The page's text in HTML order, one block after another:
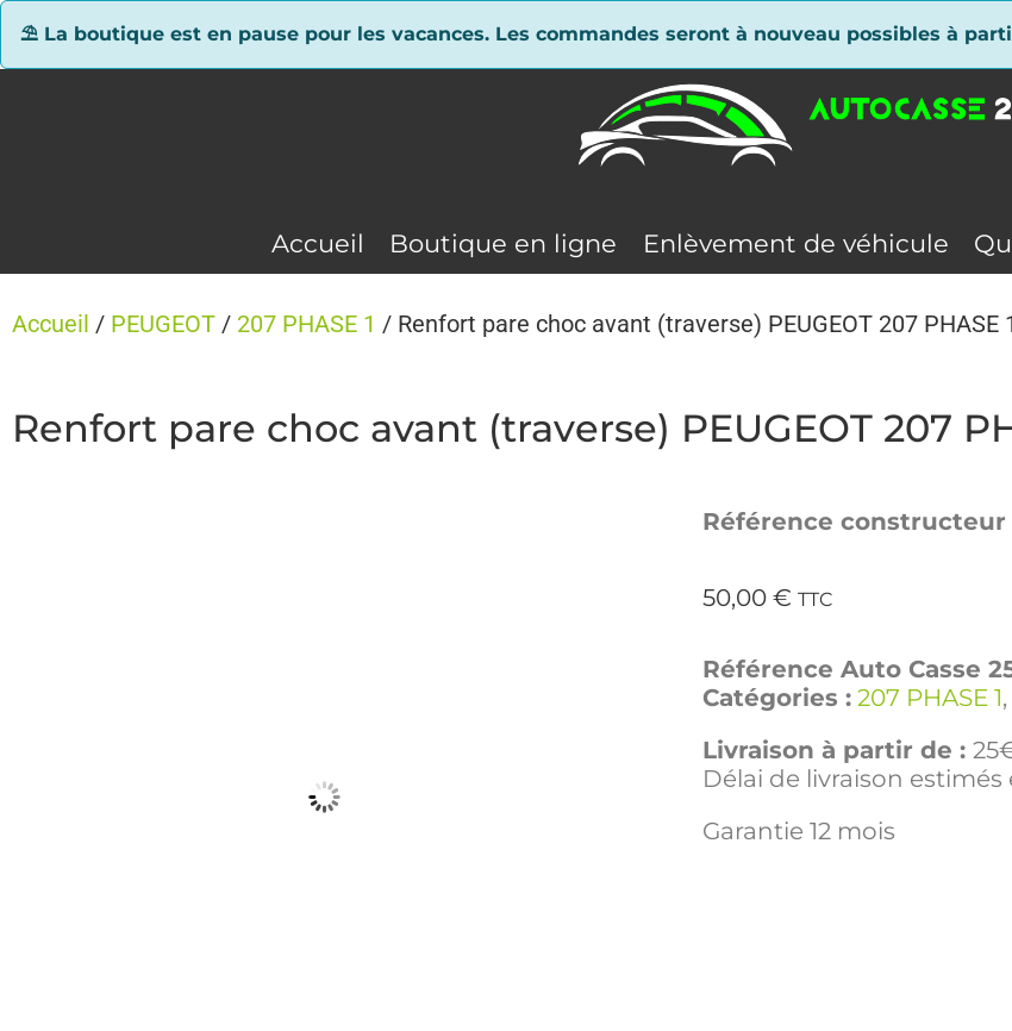
⛱ La boutique est en pause pour les vacances. Les commandes seront à nouveau possibles à
Accueil Boutique en ligne Enlèvement de véhicule
Accueil / PEUGEOT / 207 PHASE 1 / Renfort pare choc avant (traverse) PEUGEOT 207 PHASE
Renfort pare choc avant (traverse) PEUGEOT 207
Référence constructeur
50,00 € TTC
Référence Auto Casse
Catégories : 207 PHASE 1,
Livraison à partir de :
Délai de livraison estimés
Garantie 12 mois
Panneau de gestion des cookies